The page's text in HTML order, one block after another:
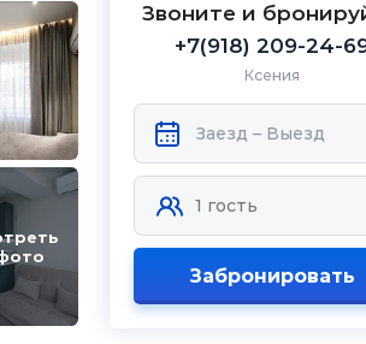
Звоните и
+7(918) 209-24-
Ксения
Забронировать